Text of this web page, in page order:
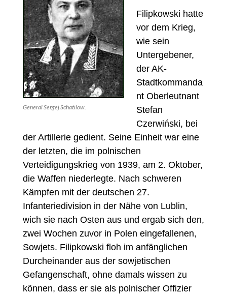
General Sergej Schatilow.
Filipkowski hatte
vor dem Krieg,
wie sein
Untergebener,
der AK-
Stadtkommanda
nt Oberleutnant
Stefan
Czerwiński, bei
der Artillerie gedient. Seine Einheit war eine
der letzten, die im polnischen
Verteidigungskrieg von 1939, am 2. Oktober,
die Waffen niederlegte. Nach schweren
Kämpfen mit der deutschen 27.
Infanteriedivision in der Nähe von Lublin,
wich sie nach Osten aus und ergab sich den,
zwei Wochen zuvor in Polen eingefallenen,
Sowjets. Filipkowski floh im anfänglichen
Durcheinander aus der sowjetischen
Gefangenschaft, ohne damals wissen zu
können, dass er sie als polnischer Offizier